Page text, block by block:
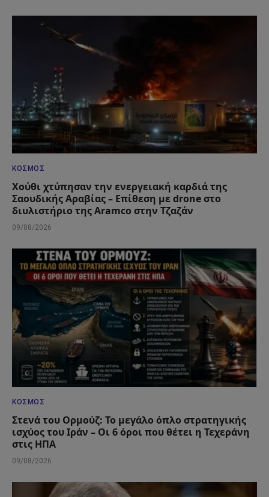
ΚΌΣΜΟΣ
Χούθι χτύπησαν την ενεργειακή καρδιά της
Σαουδικής Αραβίας – Επίθεση με drone στο
διυλιστήριο της Aramco στην Τζαζάν
09/08/2026
ΚΌΣΜΟΣ
Στενά του Ορμούζ: Το μεγάλο όπλο στρατηγικής
ισχύος του Ιράν – Οι 6 όροι που θέτει η Τεχεράνη
στις ΗΠΑ
09/08/2026